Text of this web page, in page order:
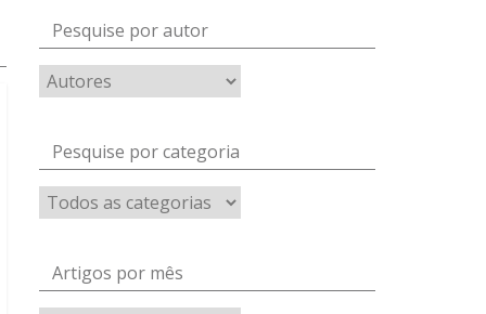
Pesquise por autor
Pesquise por categoria
Artigos por mês